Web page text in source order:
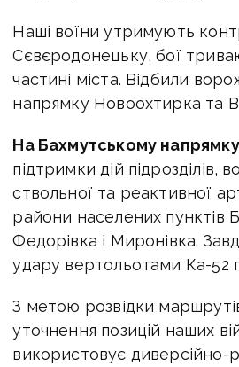
Наші воїни утримують
Сєвєродонецьку, бої
частині міста. Відбили
напрямку Новоохтирка та
На Бахмутському напрямку
підтримки дій підрозділів,
ствольної та реактивної
райони населених пунктів
Федорівка і Миронівка.
удару вертольотами Ка-52
З метою розвідки
уточнення позицій наших
використовує диверсійно-